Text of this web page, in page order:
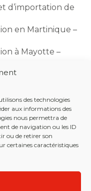
des technologies
aux informations des
nous permettra de
de navigation ou les ID
ou de retirer son
certaines caractéristiques
d’importation de
en Martinique –
à Mayotte –
le BTP – Année
NOS OUTILS